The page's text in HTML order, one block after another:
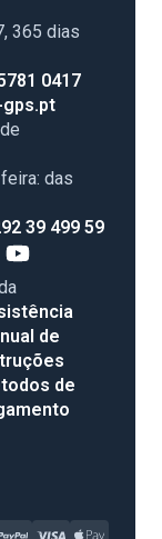
365 dias
0417
gps.pt
das
39 499 59
de
de